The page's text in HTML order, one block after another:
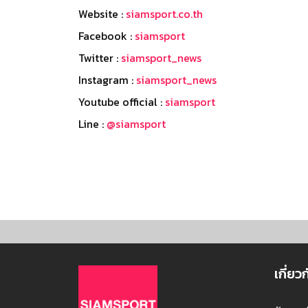
Website : siamsport.co.th
Facebook : siamsport
Twitter : siamsport_news
Instagram : siamsport_news
Youtube official : siamsport
Line : @siamsport
เกี่ยว